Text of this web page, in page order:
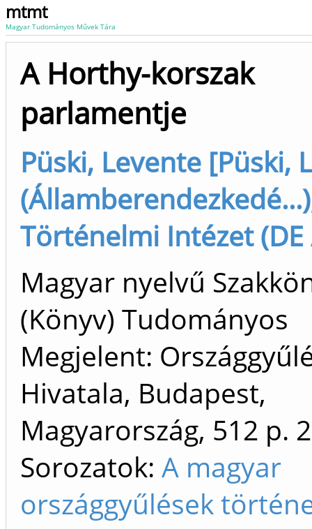
mtmt
Magyar Tudományos Művek Tára
A Horthy-korszak
parlamentje
Püski, Levente [Püski,
Történelmi Intézet (DE
Magyar nyelvű
(Könyv) Tudományos
Megjelent:
Hivatala, Budapest,
Magyarország, 512 p.
Sorozatok: A magyar
országgyűlések